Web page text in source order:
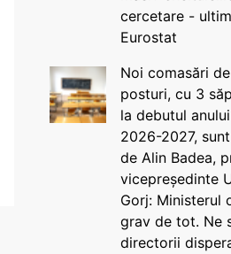
cercetare -
Eurostat
Noi comasări
posturi, cu 3
la debutul
2026-2027,
de Alin Badea,
vicepreședinte
Gorj: Ministerul
grav de tot. Ne
directorii